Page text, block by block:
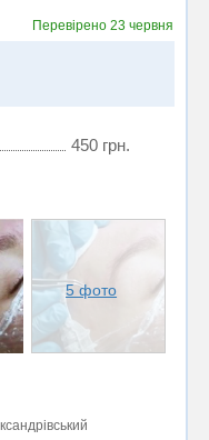
Перевірено23 червня
450 грн.
5 фото